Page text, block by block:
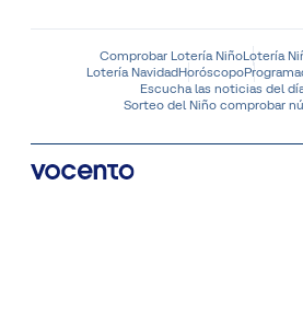
Comprobar Lotería NiñoLotería
Lotería NavidadHoróscopo
Escucha las noticias del
Sorteo del Niño comprobar